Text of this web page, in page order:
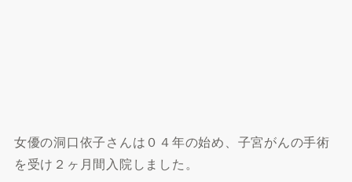
女優の洞口依子さんは０４年の始め、子宮がんの手術
を受け２ヶ月間入院しました。